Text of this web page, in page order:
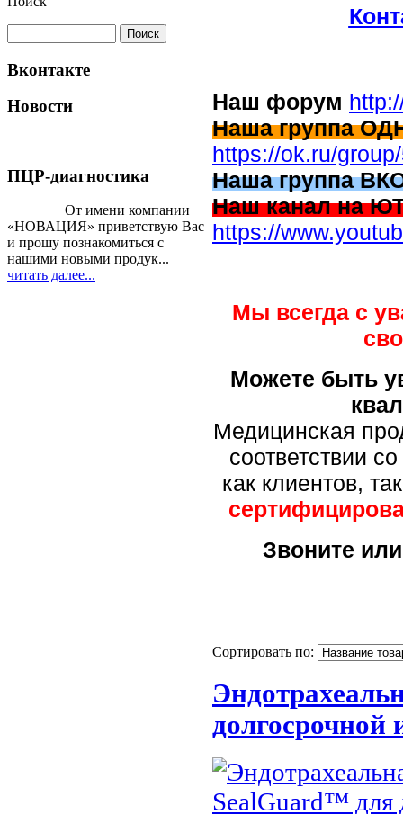
Вконтакте
Новости
ПЦР-диагностика
От имени компании
«НОВАЦИЯ» приветствую Вас
и прошу познакомиться с
нашими новыми продук...
читать далее...
Наш форум
Наша группа
https://ok.ru/
Наша группа
Наш канал на
https://
Мы всегда с
Можете быть
Медицинская
соответствии
как клиентов,
Звоните
Сортировать по:
долгосрочной